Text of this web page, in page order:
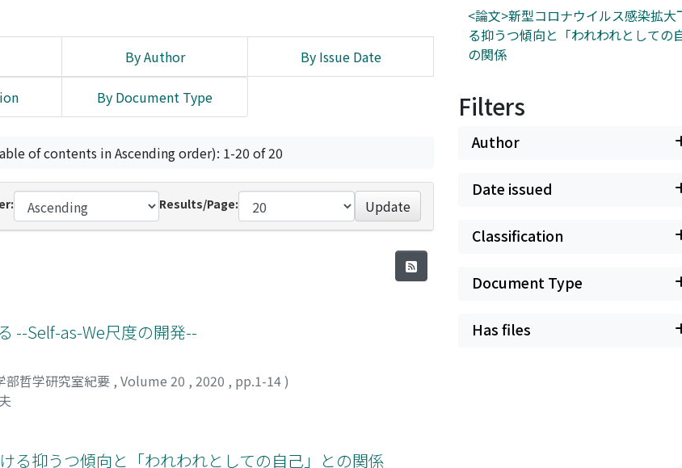
By Author By Issue Date
By Document Type
of contents in Ascending order): 1-20 of 20
Results/Page: Update
--Self-as-We尺度の開発--
部哲学研究室紀要 , Volume 20 , 2020 , pp.1-14)
る抑うつ傾向と「われわれとしての自己」との関係
<論文>新型コロナウイルス感染拡大
る抑うつ傾向と「われわれとしての
の関係
Filters
Author
Date issued
Classification
Document Type
Has files